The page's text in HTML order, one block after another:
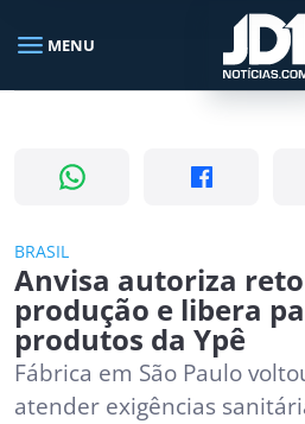
Busca no portal
menu MENU
BRASIL
Anvisa autoriza
produção e libera
produtos da Ypê
Fábrica em São Paulo
atender exigências